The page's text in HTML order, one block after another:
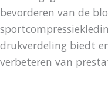
bevorderen van de
drukverdeling biedt
verbeteren van